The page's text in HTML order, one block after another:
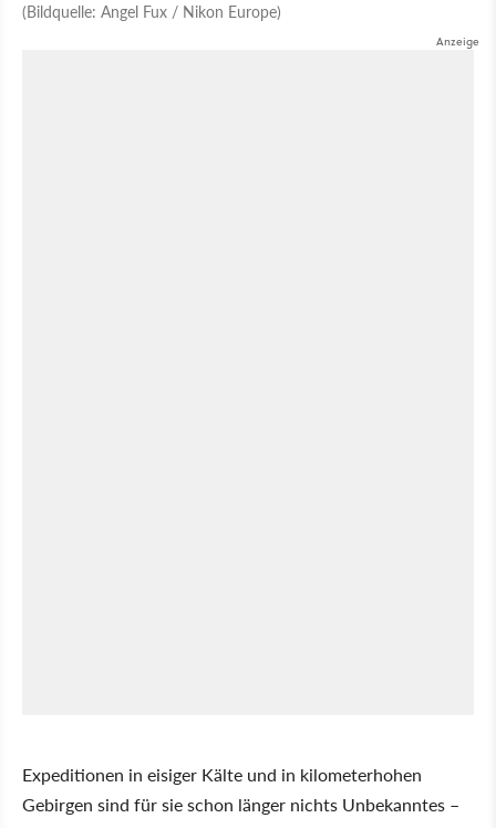
(Bildquelle: Angel Fux / Nikon Europe)
Expeditionen in eisiger Kälte und in kilometerhohen
Gebirgen sind für sie schon länger nichts Unbekanntes –